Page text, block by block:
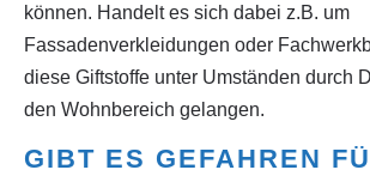
können. Handelt es sich dabei z.B. um
Fassadenverkleidungen oder
diese Giftstoffe unter Umständen durch
den Wohnbereich gelangen.
GIBT ES GEFAHREN